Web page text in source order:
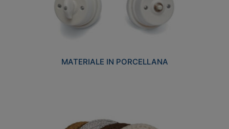
MATERIALE IN PORCELLANA